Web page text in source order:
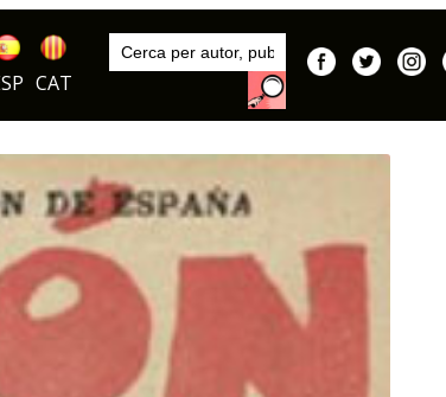
CAT
Publicacions
DIBUIXOS